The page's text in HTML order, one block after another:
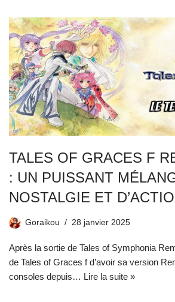
TALES OF GRACES F
: UN PUISSANT
NOSTALGIE ET
Goraikou 28 janvier 2025
Après la sortie de Tales of Symphonia
de Tales of Graces f d’avoir sa version
consoles depuis… Lire la suite »